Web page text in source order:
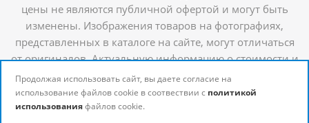
цены не являются публичной офертой и могут быть
изменены. Изображения товаров на фотографиях,
представленных в каталоге на сайте, могут отличаться
от оригиналов. Актуальную информацию о стоимости и
наличии товаров можно получить у наших
менеджеров
Продолжая использовать сайт, вы даете согласие на
использование файлов cookie в соотвествии с политикой
использованияфайлов cookie.